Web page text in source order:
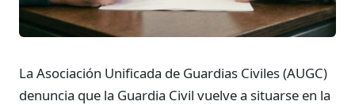
La Asociación Unificada de Guardias Civiles (AUGC)
denuncia que la Guardia Civil vuelve a situarse en la